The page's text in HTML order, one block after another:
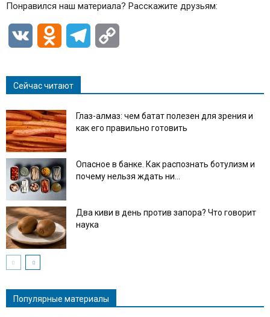
Понравился наш материала? Расскажите друзьям:
VK Odnoklassniki
Telegram
Сейчас читают
Глаз-алмаз: чем батат полезен для зрения и
как его правильно готовить
Опасное в банке. Как распознать ботулизм и
почему нельзя ждать ни...
Два киви в день против запора? Что говорит
наука
Популярные материалы